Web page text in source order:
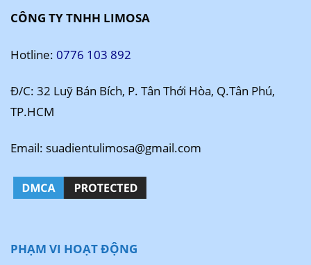
CÔNG TY TNHH LIMOSA
Hotline: 0776 103 892
Đ/C: 32 Luỹ Bán Bích, P. Tân Thới Hòa, Q.Tân Phú,
TP.HCM
Email: suadientulimosa@gmail.com
PHẠM VI HOẠT ĐỘNG